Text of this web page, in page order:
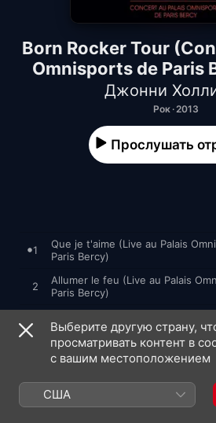
Born Rocker Tour
Omnisports de Paris
Джонни
Рок · 2013
Прослушать
1
Que je t'aime (Live au Palais
Paris Bercy)
2
Allumer le feu (Live au Palais
Paris Bercy)
3
Bercy)
Je te promets (en duo avec Amel
Palais Omnisports de Paris Bercy]
Marie (Live au Palais Omnisports
Выберите другую страну,
просматривать контент в
с вашим местоположением
США